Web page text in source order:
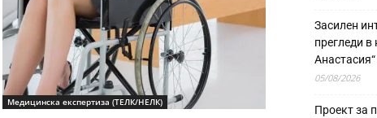
Медицинска експертиза (ТЕЛК/НЕЛК)
Засилен
прегледи в
05/08/2026
Проект за